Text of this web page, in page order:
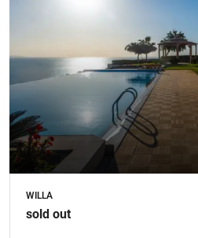
WILLA
sold out